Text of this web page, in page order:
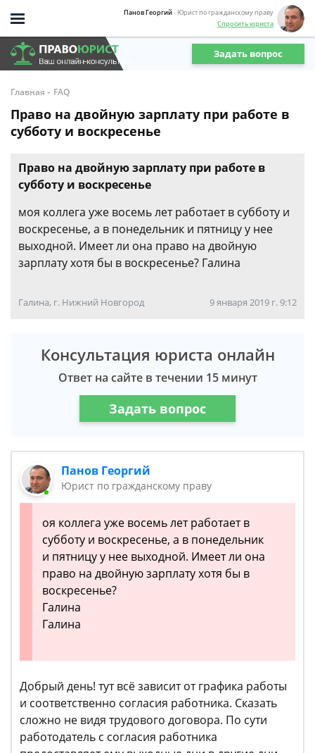
Панов Георгий- Юрист по гражданскому праву
Спросить юриста
Задать вопрос
Главная - FAQ
Право на двойную зарплату при работе в
субботу и воскресенье
Право на двойную зарплату при работе в
субботу и воскресенье
моя коллега уже восемь лет работает в субботу и
воскресенье, а в понедельник и пятницу у нее
выходной. Имеет ли она право на двойную
зарплату хотя бы в воскресенье? Галина
Галина, г. Нижний Новгород 9 января 2019 г. 9:12
Консультация юриста онлайн
Ответ на сайте в течении 15 минут
Задать вопрос
Панов Георгий
Юрист по гражданскому праву
оя коллега уже восемь лет работает в
субботу и воскресенье, а в понедельник
и пятницу у нее выходной. Имеет ли она
право на двойную зарплату хотя бы в
воскресенье?
Галина
Галина
Добрый день! тут всё зависит от графика работы
и соответственно согласия работника. Сказать
сложно не видя трудового договора. По сути
работодатель с согласия работника